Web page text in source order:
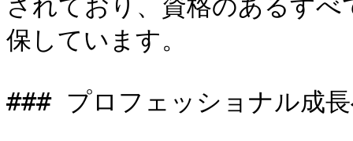
されており、資格のあるす
保しています。
### プロフェッショナル成